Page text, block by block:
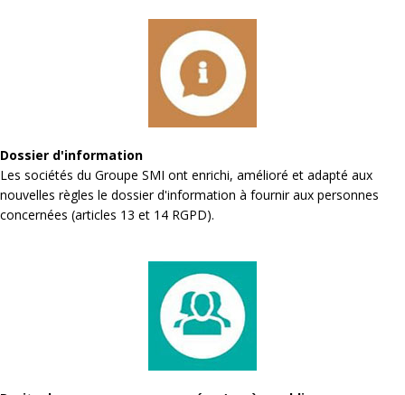
Dossier d'information
Les sociétés du Groupe SMI ont enrichi, amélioré et adapté aux
nouvelles règles le dossier d'information à fournir aux personnes
concernées (articles 13 et 14 RGPD).